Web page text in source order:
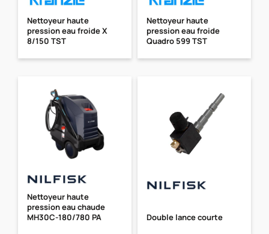
Nettoyeur haute
pression eau froide X
8/150 TST
Nettoyeur haute
pression eau froide
Quadro 599 TST
Nettoyeur haute
pression eau chaude
MH30C-180/780 PA
Double lance courte